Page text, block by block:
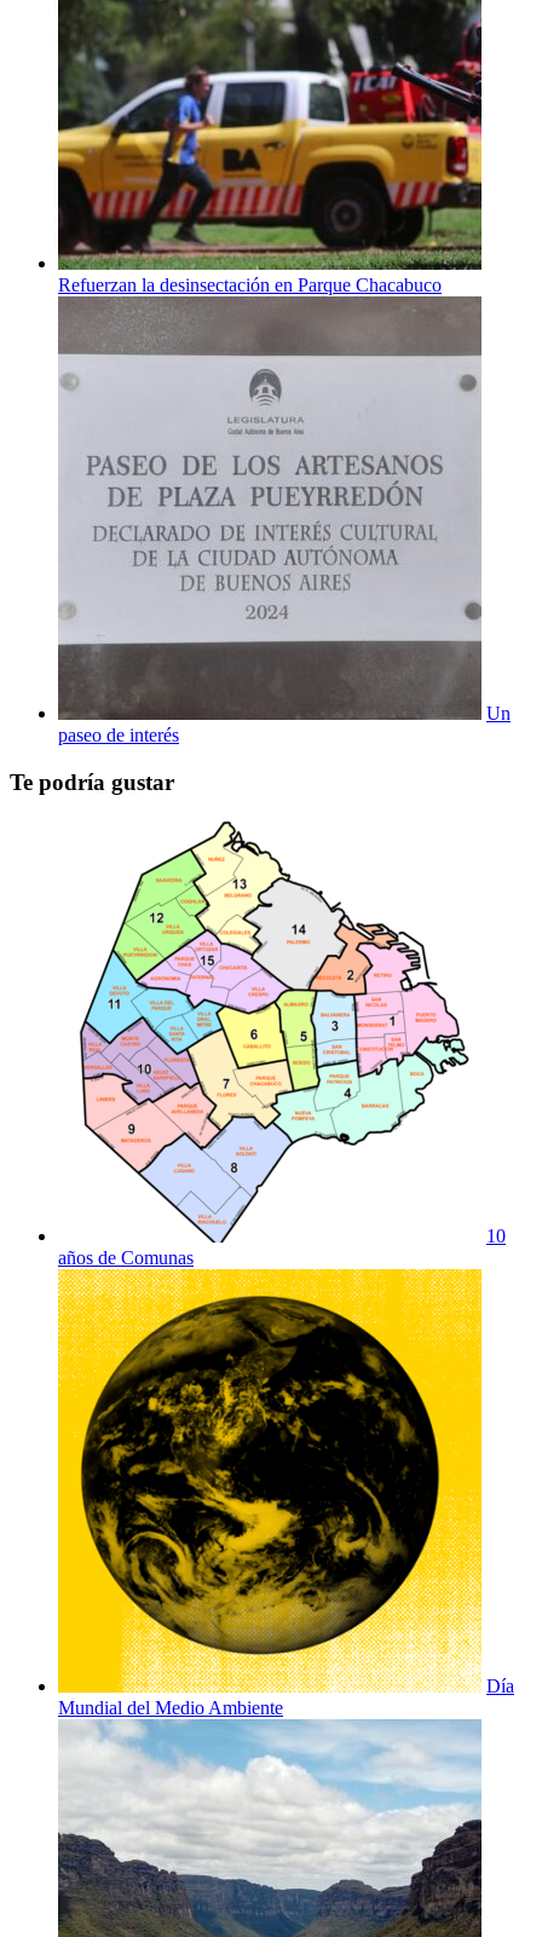
Refuerzan la desinsectación en Parque Chacabuco
Un
paseo de interés
Te podría gustar
10
años de Comunas
Día
Mundial del Medio Ambiente